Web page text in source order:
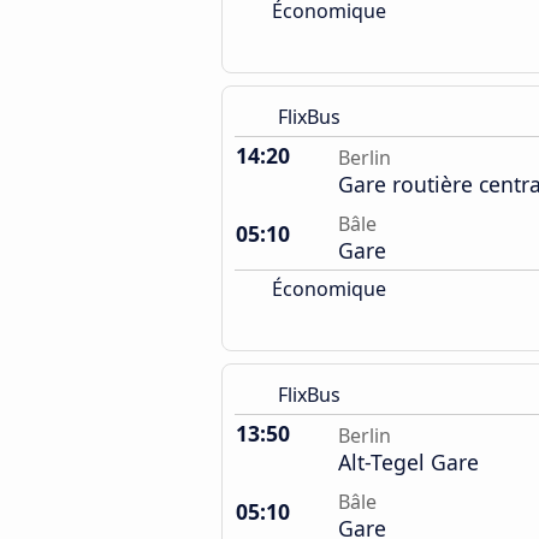
Économique
FlixBus
14:20 Berlin
Gare routière
05:10
Bâle
Gare
Économique
FlixBus
13:50 Berlin
Alt-Tegel Gare
05:10
Bâle
Gare